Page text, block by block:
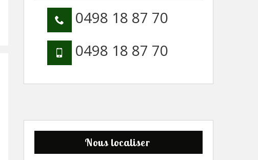
0498 18 87 70
0498 18 87 70
Nous localiser